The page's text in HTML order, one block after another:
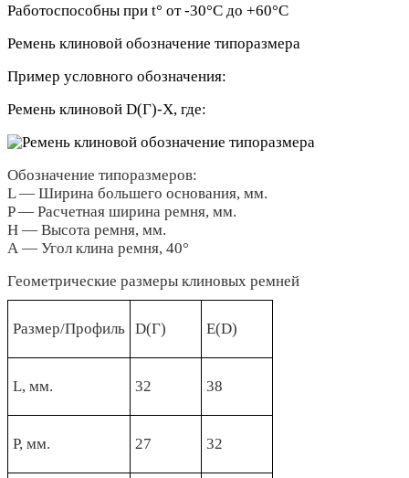
Работоспособны при t° от -30°C до +60°C
Ремень клиновой обозначение типоразмера
Пример условного обозначения:
Ремень клиновой D(Г)-Х, где:
Обозначение типоразмеров:
L — Ширина большего основания, мм.
P — Расчетная ширина ремня, мм.
Н — Высота ремня, мм.
А — Угол клина ремня, 40°
Геометрические размеры клиновых ремней
Размер/Профиль D(Г) Е(D)
L, мм. 32 38
Р, мм. 27 32